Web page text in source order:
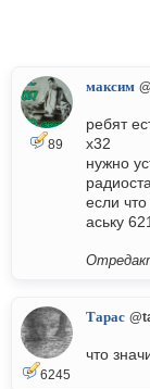
89
максим
ребят
x32
нужно
если
аську
6245
Тарас
что